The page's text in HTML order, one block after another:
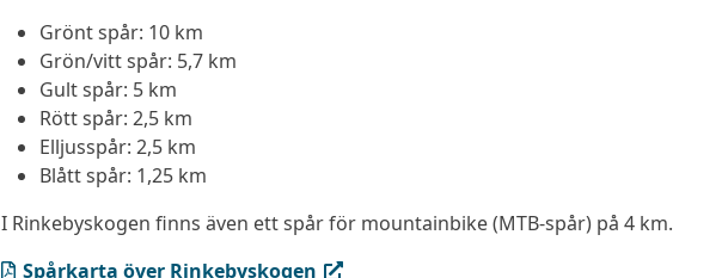
Grönt spår: 10 km
Grön/vitt spår: 5,7 km
Gult spår: 5 km
Rött spår: 2,5 km
Elljusspår: 2,5 km
Blått spår: 1,25 km
I Rinkebyskogen finns även ett spår för mountainbike (MTB-spår) på 4 km.
Spårkarta över Rinkebyskogen
(PDF, öppnas i ny flik)